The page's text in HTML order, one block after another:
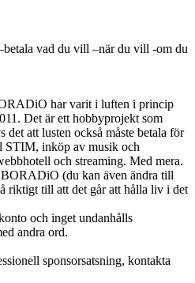
vad du vill –när du vill -om du
har varit i luften i princip
Det är ett hobbyprojekt som
det att lusten också måste betala för
STIM, inköp av musik och
och streaming. Med mera.
(du kan även ändra till
riktigt till att det går att hålla liv i det
och inget undanhålls
andra ord.
sponsorsatsning, kontakta